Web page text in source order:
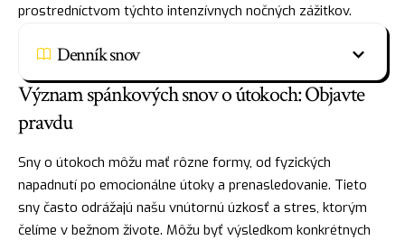
prostredníctvom týchto intenzívnych nočných zážitkov.
Denník snov
Význam spánkových snov o útokoch: Objavte
pravdu
Sny o útokoch môžu mať rôzne formy, od fyzických
napadnutí po emocionálne útoky a prenasledovanie. Tieto
sny často odrážajú našu vnútornú úzkosť a stres, ktorým
čelíme v bežnom živote. Môžu byť výsledkom konkrétnych